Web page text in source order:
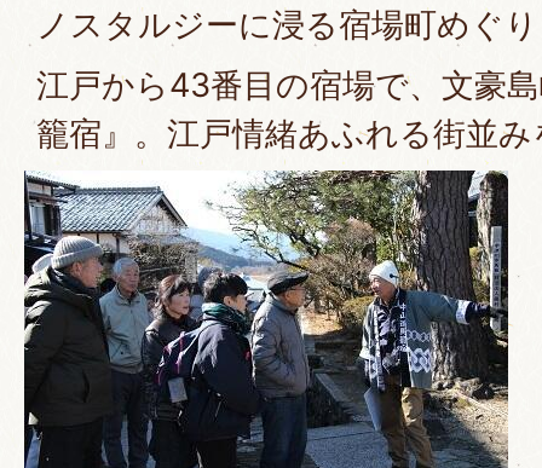
ノスタルジーに浸る宿場町めぐり
江戸から43番目の宿場で、文豪
籠宿』。江戸情緒あふれる街並